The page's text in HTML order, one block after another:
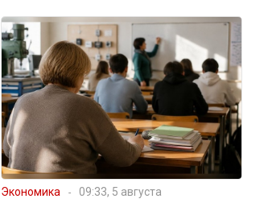
Экономика 09:33, 5 августа